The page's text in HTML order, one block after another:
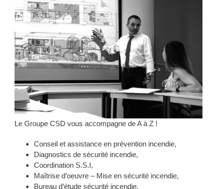
Le Groupe CSD vous accompagne de A à Z !
Conseil et assistance en prévention incendie,
Diagnostics de sécurité incendie,
Coordination S.S.I,
Maîtrise d’oeuvre – Mise en sécurité incendie,
Bureau d’étude sécurité incendie,